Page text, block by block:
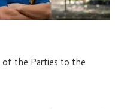
the Parties to the